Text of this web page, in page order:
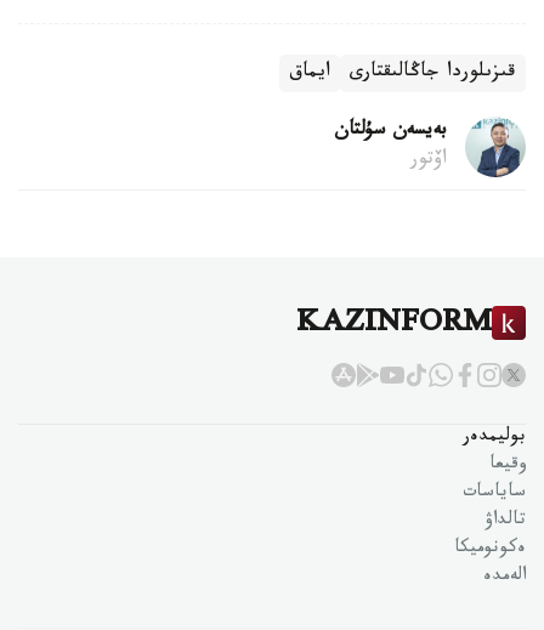
قىزىلوردا جاڭالىقتارى ايماق
بەيسەن سۇلتان
اۆتور
KAZINFORM
بوليمدەر
وقيعا
ساياسات
تالداۋ
ەكونوميكا
الەمدە